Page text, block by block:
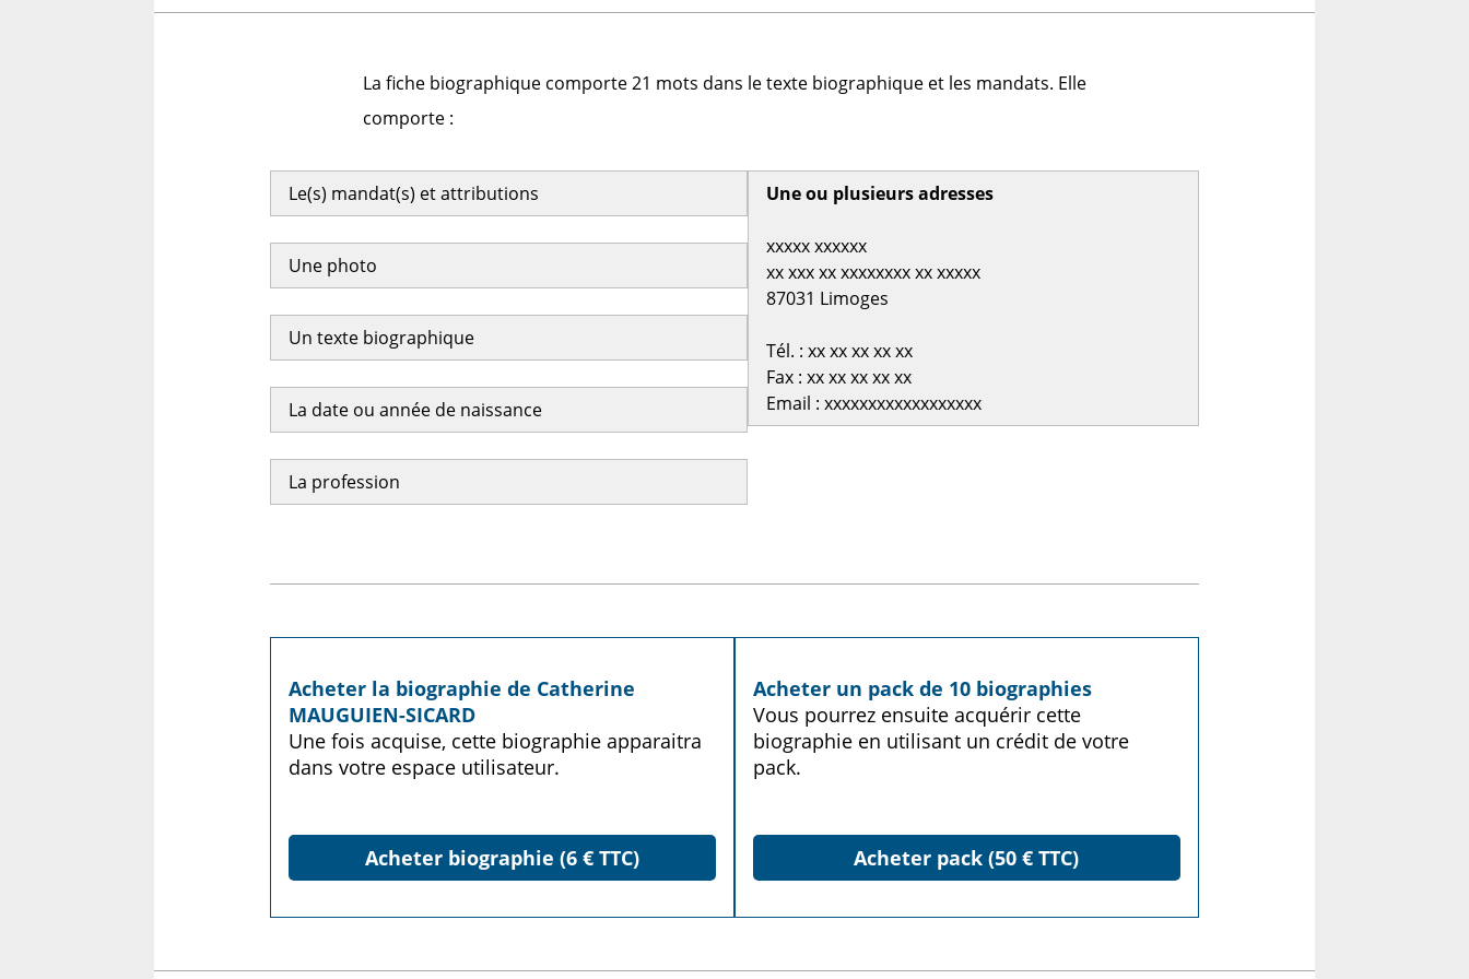
La fiche biographique comporte 21 mots dans le texte biographique et les mandats. Elle
comporte :
Le(s) mandat(s) et attributions
Une photo
Un texte biographique
La date ou année de naissance
La profession
Une ou plusieurs adresses
xxxxx xxxxxx
xx xxx xx xxxxxxxx xx xxxxx
87031 Limoges
Tél. : xx xx xx xx xx
Fax : xx xx xx xx xx
Email : xxxxxxxxxxxxxxxxxx
Acheter la biographie de Catherine
MAUGUIEN-SICARD
Une fois acquise, cette biographie apparaitra
dans votre espace utilisateur.
Acheter biographie (6 € TTC)
Acheter un pack de 10 biographies
Vous pourrez ensuite acquérir cette
biographie en utilisant un crédit de votre
pack.
Acheter pack (50 € TTC)